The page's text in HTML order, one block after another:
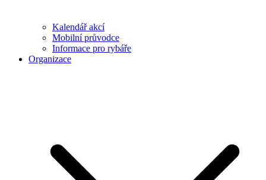
Kalendář akcí
Mobilní průvodce
Informace pro rybáře
Organizace